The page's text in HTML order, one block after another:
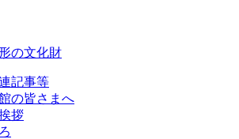
の文化財
記事等
の皆さまへ
拶